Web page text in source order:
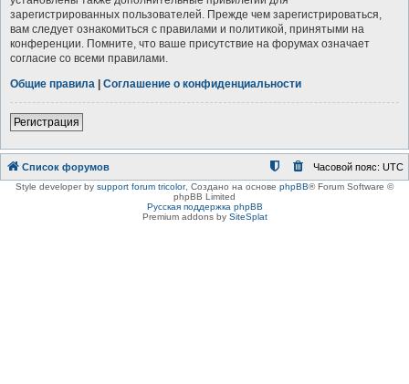
зарегистрированных пользователей. Прежде чем зарегистрироваться,
вам следует ознакомиться с правилами и политикой, принятыми на
конференции. Помните, что ваше присутствие на форумах означает
согласие со всеми правилами.
Общие правила | Соглашение о конфиденциальности
Регистрация
Список форумов Часовой пояс: UTC
Style developer by support forum tricolor, Создано на основе phpBB® Forum Software ©
phpBB Limited
Русская поддержка phpBB
Premium addons by SiteSplat